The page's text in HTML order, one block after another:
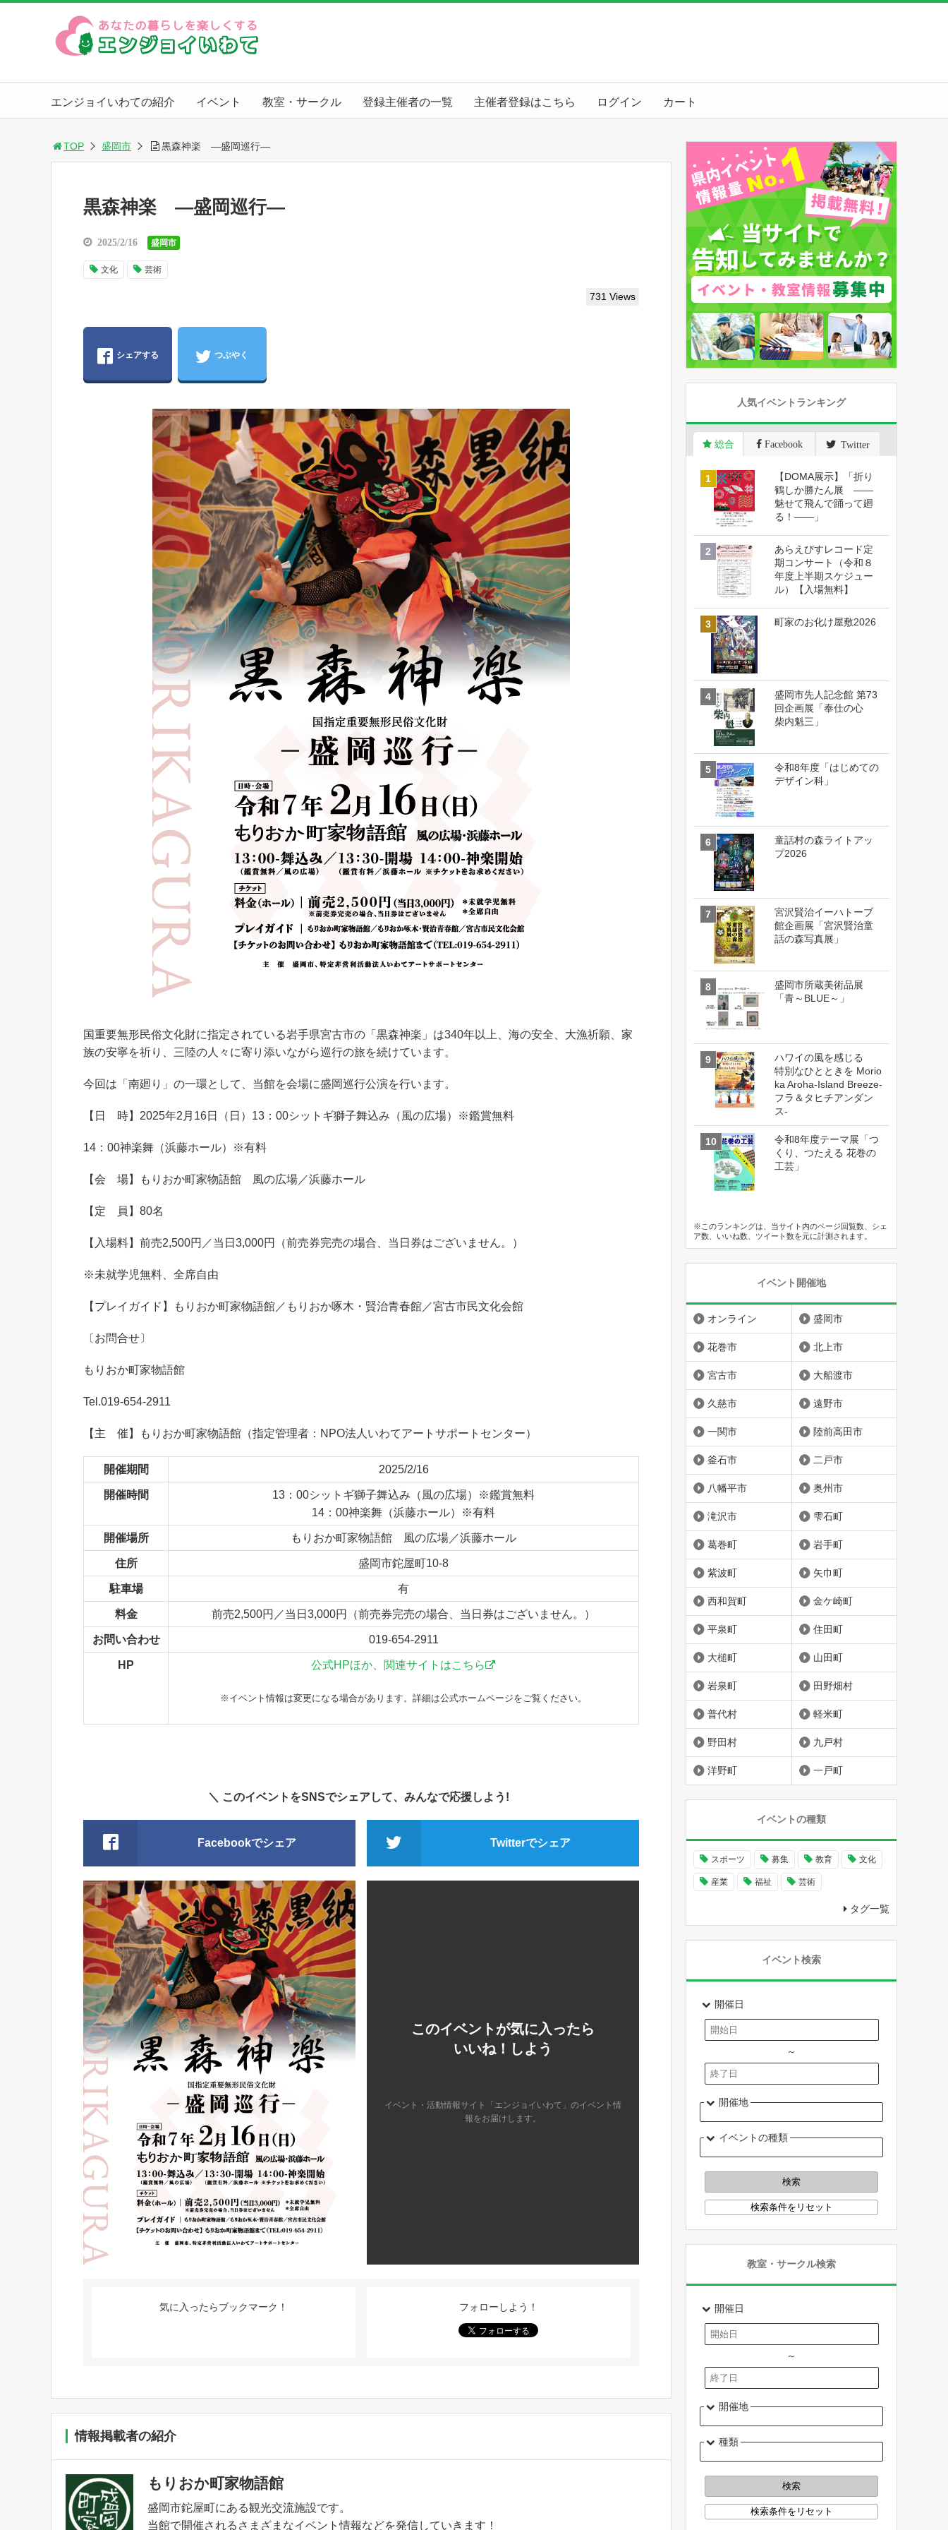
エンジョイいわての紹介 イベント 教室・サークル 登録主催者の一覧 主催者登録はこちら ログイン カート
TOP 盛岡市 黒森神楽 ―盛岡巡行―
黒森神楽 ―盛岡巡行―
2025/2/16 盛岡市
文化 芸術
731 Views
シェアする つぶやく
国重要無形民俗文化財に指定されている岩手県宮古市の「黒森神楽」は340年以上、海の安全、大漁祈願、家
族の安寧を祈り、三陸の人々に寄り添いながら巡行の旅を続けています。
今回は「南廻り」の一環として、当館を会場に盛岡巡行公演を行います。
【日 時】2025年2月16日（日）13：00シットギ獅子舞込み（風の広場）※鑑賞無料
14：00神楽舞（浜藤ホール）※有料
【会 場】もりおか町家物語館 風の広場／浜藤ホール
【定 員】80名
【入場料】前売2,500円／当日3,000円（前売券完売の場合、当日券はございません。）
※未就学児無料、全席自由
【プレイガイド】もりおか町家物語館／もりおか啄木・賢治青春館／宮古市民文化会館
〔お問合せ〕
もりおか町家物語館
Tel.019-654-2911
【主 催】もりおか町家物語館（指定管理者：NPO法人いわてアートサポートセンター）
開催期間 2025/2/16
開催時間
13：00シットギ獅子舞込み（風の広場）※鑑賞無料
14：00神楽舞（浜藤ホール）※有料
開催場所 もりおか町家物語館 風の広場／浜藤ホール
住所 盛岡市鉈屋町10-8
駐車場 有
料金 前売2,500円／当日3,000円（前売券完売の場合、当日券はございません。）
お問い合わせ 019-654-2911
HP 公式HPほか、関連サイトはこちら
※イベント情報は変更になる場合があります。詳細は公式ホームページをご覧ください。
＼ このイベントをSNSでシェアして、みんなで応援しよう!
Facebookでシェア Twitterでシェア
このイベントが気に入ったら
いいね！しよう
イベント・活動情報サイト「エンジョイいわて」のイベント情
報をお届けします。
気に入ったらブックマーク！ フォローしよう！
情報掲載者の紹介
もりおか町家物語館
盛岡市鉈屋町にある観光交流施設です。
当館で開催されるさまざまなイベント情報などを発信していきます！
人気イベントランキング
総合 Facebook Twitter
【DOMA展示】「折り
鶴しか勝たん展 ――
魅せて飛んで踊って廻
る！――」
あらえびすレコード定
期コンサート（令和８
年度上半期スケジュー
ル）【入場無料】
町家のお化け屋敷2026
盛岡市先人記念館 第73
回企画展「奉仕の心
柴内魁三」
令和8年度「はじめての
デザイン科」
童話村の森ライトアッ
プ2026
宮沢賢治イーハトーブ
館企画展「宮沢賢治童
話の森写真展」
盛岡市所蔵美術品展
「青～BLUE～」
ハワイの風を感じる
特別なひとときを Morio
ka Aroha-Island Breeze-
フラ＆タヒチアンダン
ス-
令和8年度テーマ展「つ
くり、つたえる 花巻の
工芸」
※このランキングは、当サイト内のページ回覧数、シェ
ア数、いいね数、ツイート数を元に計測されます。
イベント開催地
オンライン 盛岡市
花巻市 北上市
宮古市 大船渡市
久慈市 遠野市
一関市 陸前高田市
釜石市 二戸市
八幡平市 奥州市
滝沢市 雫石町
葛巻町 岩手町
紫波町 矢巾町
西和賀町 金ケ崎町
平泉町 住田町
大槌町 山田町
岩泉町 田野畑村
普代村 軽米町
野田村 九戸村
洋野町 一戸町
イベントの種類
スポーツ 募集 教育 文化
産業 福祉 芸術
タグ一覧
イベント検索
開催日
～
開催地
イベントの種類
教室・サークル検索
開催日
～
開催地
種類